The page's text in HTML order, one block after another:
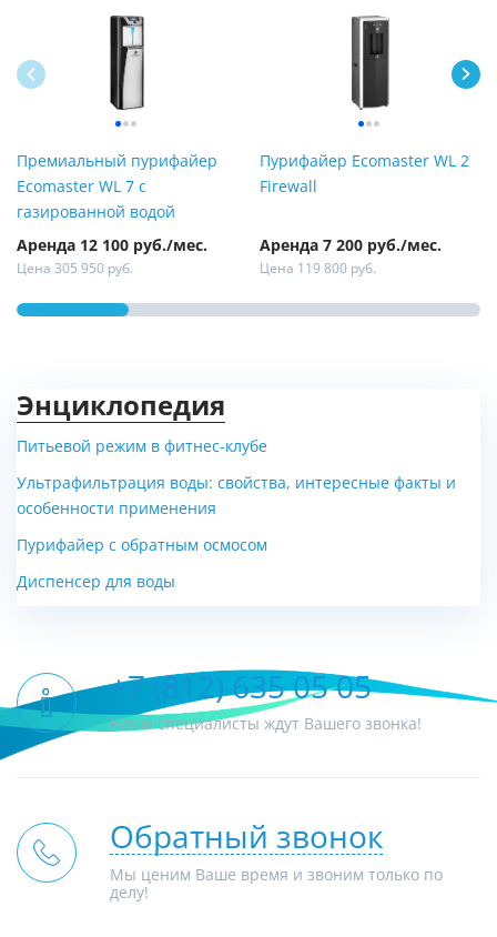
Премиальный пурифайер
Ecomaster WL 7 с
газированной водой
Аренда 12 100 руб./мес.
Цена 305 950 руб.
Пурифайер Ecomaster WL 2
Firewall
Аренда 7 200 руб./мес.
Цена 119 800 руб.
Фонтанчик питьевой
Цена 12 000 руб.
Энциклопедия
Питьевой режим в фитнес-клубе
Ультрафильтрация воды: свойства, интересные факты и
особенности применения
Пурифайер с обратным осмосом
Диспенсер для воды
+7 (812) 635 05 05
Наши специалисты ждут Вашего звонка!
Обратный звонок
Мы ценим Ваше время и звоним только по
делу!